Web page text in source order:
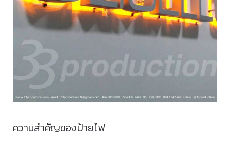
ความสำคัญของป้ายไฟ